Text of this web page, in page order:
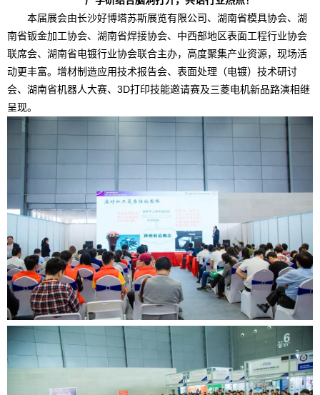
本届展会由长沙好博塔苏斯展览有限公司、湖南省模具协会、湖
南省钣金加工协会、湖南省焊接协会、中西部地区表面工程行业协会
联席会、湖南省电镀行业协会联合主办，高度聚集产业资源，现场活
动更丰富。增材制造应用技术报告会、表面处理（电镀）技术研讨
会、湖南省机器人大赛、3D打印技能邀请赛及三菱电机新品路演相继
呈现。